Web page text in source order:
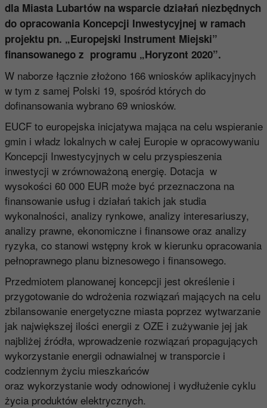
dla Miasta Lubartów na wsparcie działań niezbędnych
do opracowania Koncepcji Inwestycyjnej w ramach
projektu pn. „Europejski Instrument Miejski”
finansowanego z programu „Horyzont 2020”.
W naborze łącznie złożono 166 wniosków aplikacyjnych
w tym z samej Polski 19, spośród których do
dofinansowania wybrano 69 wniosków.
EUCF to europejska inicjatywa mająca na celu wspieranie
gmin i władz lokalnych w całej Europie w opracowywaniu
Koncepcji Inwestycyjnych w celu przyspieszenia
inwestycji w zrównoważoną energię. Dotacja w
wysokości 60 000 EUR może być przeznaczona na
finansowanie usług i działań takich jak studia
wykonalności, analizy rynkowe, analizy interesariuszy,
analizy prawne, ekonomiczne i finansowe oraz analizy
ryzyka, co stanowi wstępny krok w kierunku opracowania
pełnoprawnego planu biznesowego i finansowego.
Przedmiotem planowanej koncepcji jest określenie i
przygotowanie do wdrożenia rozwiązań mających na celu
zbilansowanie energetyczne miasta poprzez wytwarzanie
jak największej ilości energii z OZE i zużywanie jej jak
najbliżej źródła, wprowadzenie rozwiązań propagujących
wykorzystanie energii odnawialnej w transporcie i
codziennym życiu mieszkańców
oraz wykorzystanie wody odnowionej i wydłużenie cyklu
życia produktów elektrycznych.